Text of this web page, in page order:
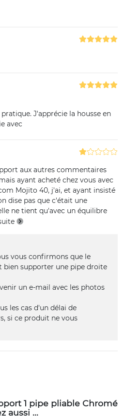
J'apprécie la housse en
avec
aux autres commentaires
ayant acheté chez vous avec
Mojito 40, j'ai, et ayant insisté
dise pas que c'était une
ne tient qu'avec un équilibre
vous confirmons que le
bien supporter une pipe droite
un e-mail avec les photos
les cas d'un délai de
si ce produit ne vous
1 pipe pliable Chromé
aussi ...